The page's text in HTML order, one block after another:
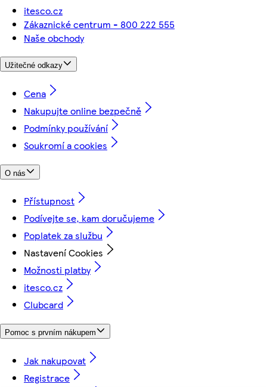
itesco.cz
Zákaznické centrum - 800 222 555
Naše obchody
Užitečné odkazy
Cena
Nakupujte online bezpečně
Podmínky používání
Soukromí a cookies
O nás
Přístupnost
Podívejte se, kam doručujeme
Poplatek za službu
Nastavení Cookies
Možnosti platby
itesco.cz
Clubcard
Pomoc s prvním nákupem
Jak nakupovat
Registrace